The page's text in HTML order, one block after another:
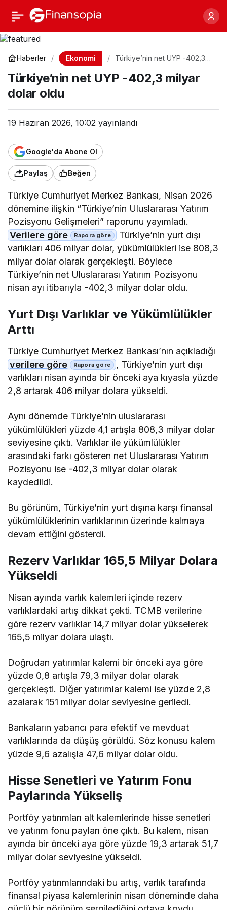
Haberler Ekonomi
Türkiye’nin net UYP -402,3
Türkiye’nin net UYP -402,3 milyar
dolar oldu
19 Haziran 2026, 10:02 yayınlandı
Google'da Abone Ol
Paylaş Beğen
Türkiye Cumhuriyet Merkez Bankası, Nisan 2026
dönemine ilişkin “Türkiye’nin Uluslararası Yatırım
Pozisyonu Gelişmeleri” raporunu yayımladı.
Verilere göre
Türkiye’nin yurt dışı
varlıkları 406 milyar dolar, yükümlülükleri ise 808,3
milyar dolar olarak gerçekleşti. Böylece
Türkiye’nin net Uluslararası Yatırım Pozisyonu
nisan ayı itibarıyla -402,3 milyar dolar oldu.
Yurt Dışı Varlıklar ve Yükümlülükler
Arttı
Türkiye Cumhuriyet Merkez Bankası’nın açıkladığı
verilere göre
, Türkiye’nin yurt dışı
varlıkları nisan ayında bir önceki aya kıyasla yüzde
2,8 artarak 406 milyar dolara yükseldi.
Aynı dönemde Türkiye’nin uluslararası
yükümlülükleri yüzde 4,1 artışla 808,3 milyar dolar
seviyesine çıktı. Varlıklar ile yükümlülükler
arasındaki farkı gösteren net Uluslararası Yatırım
Pozisyonu ise -402,3 milyar dolar olarak
kaydedildi.
Bu görünüm, Türkiye’nin yurt dışına karşı finansal
yükümlülüklerinin varlıklarının üzerinde kalmaya
devam ettiğini gösterdi.
Rezerv Varlıklar 165,5 Milyar Dolara
Yükseldi
Nisan ayında varlık kalemleri içinde rezerv
varlıklardaki artış dikkat çekti. TCMB verilerine
göre rezerv varlıklar 14,7 milyar dolar yükselerek
165,5 milyar dolara ulaştı.
Doğrudan yatırımlar kalemi bir önceki aya göre
yüzde 0,8 artışla 79,3 milyar dolar olarak
gerçekleşti. Diğer yatırımlar kalemi ise yüzde 2,8
azalarak 151 milyar dolar seviyesine geriledi.
Bankaların yabancı para efektif ve mevduat
varlıklarında da düşüş görüldü. Söz konusu kalem
yüzde 9,6 azalışla 47,6 milyar dolar oldu.
Hisse Senetleri ve Yatırım Fonu
Paylarında Yükseliş
Portföy yatırımları alt kalemlerinde hisse senetleri
ve yatırım fonu payları öne çıktı. Bu kalem, nisan
ayında bir önceki aya göre yüzde 19,3 artarak 51,7
milyar dolar seviyesine yükseldi.
Portföy yatırımlarındaki bu artış, varlık tarafında
finansal piyasa kalemlerinin nisan döneminde daha
Türkiye’nin net UYP
-402,3 milyar dolar oldu
Paylaş